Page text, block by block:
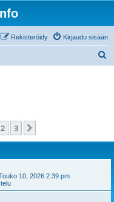
Kirjaudu sisään
Rekisteröidy
2 3
10, 2026 2:39 pm